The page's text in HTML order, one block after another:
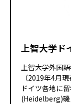
上智大学ド
上智大学外国
（2019年4月
ドイツ各地に
(Heidelberg)